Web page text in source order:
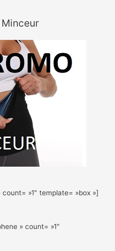
»1″ template= »box »]
» count= »1″